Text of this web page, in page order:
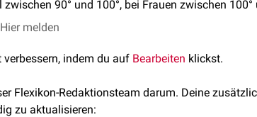
90° und 100°, bei Frauen zwischen 100°
Hier melden
indem du auf Bearbeiten klickst.
Flexikon-Redaktionsteam darum. Deine
zu aktualisieren: